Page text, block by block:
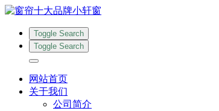
Toggle Search
Toggle Search
网站首页
关于我们
公司简介